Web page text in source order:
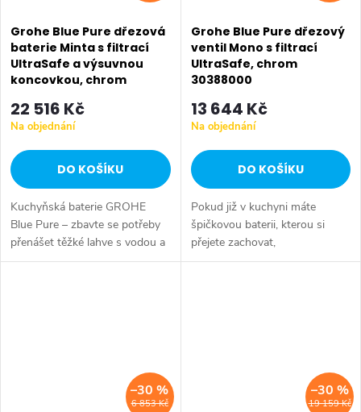
Grohe Blue Pure dřezová
baterie Minta s filtrací
UltraSafe a výsuvnou
koncovkou, chrom
22 516 Kč
Na objednání
DO KOŠÍKU
Kuchyňská baterie GROHE
Blue Pure – zbavte se potřeby
přenášet těžké lahve s vodou a
dopřejte si čerstvou stolní vodu
Grohe Blue Pure dřezový
ventil Mono s filtrací
UltraSafe, chrom
30388000
13 644 Kč
Na objednání
DO KOŠÍKU
Pokud již v kuchyni máte
špičkovou baterii, kterou si
přejete zachovat,
systém GROHE Blue Mono pro
6 853 Kč
–30 %
19 159 Kč
–30 %